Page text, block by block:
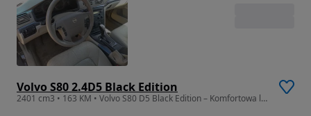
Volvo S80 2.4D5 Black Edition
2401 cm3 • 163 KM • Volvo S80 D5 Black Edition – Komfortowa limuzyna z legendarnym dieslem